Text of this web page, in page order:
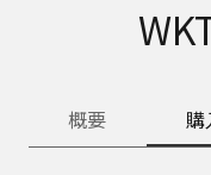
概要 購